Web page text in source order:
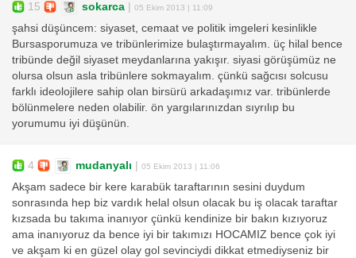
15 sokarca | 05 Ekim 2013 | 11:09
şahsi düşüncem: siyaset, cemaat ve politik imgeleri kesinlikle
Bursasporumuza ve tribünlerimize bulaştırmayalım. üç hilal bence
tribünde değil siyaset meydanlarına yakışır. siyasi görüşümüz ne
olursa olsun asla tribünlere sokmayalım. çünkü sağcısı solcusu
farklı ideolojilere sahip olan birsürü arkadaşımız var. tribünlerde
bölünmelere neden olabilir. ön yargılarınızdan sıyrılıp bu
yorumumu iyi düşünün.
4 mudanyalı | 05 Ekim 2013 | 11:06
Akşam sadece bir kere karabük taraftarının sesini duydum
sonrasında hep biz vardık helal olsun olacak bu iş olacak taraftar
kızsada bu takıma inanıyor çünkü kendinize bir bakın kızıyoruz
ama inanıyoruz da bence iyi bir takımızı HOCAMIZ bence çok iyi
ve akşam ki en güzel olay gol sevinciydi dikkat etmediyseniz bir